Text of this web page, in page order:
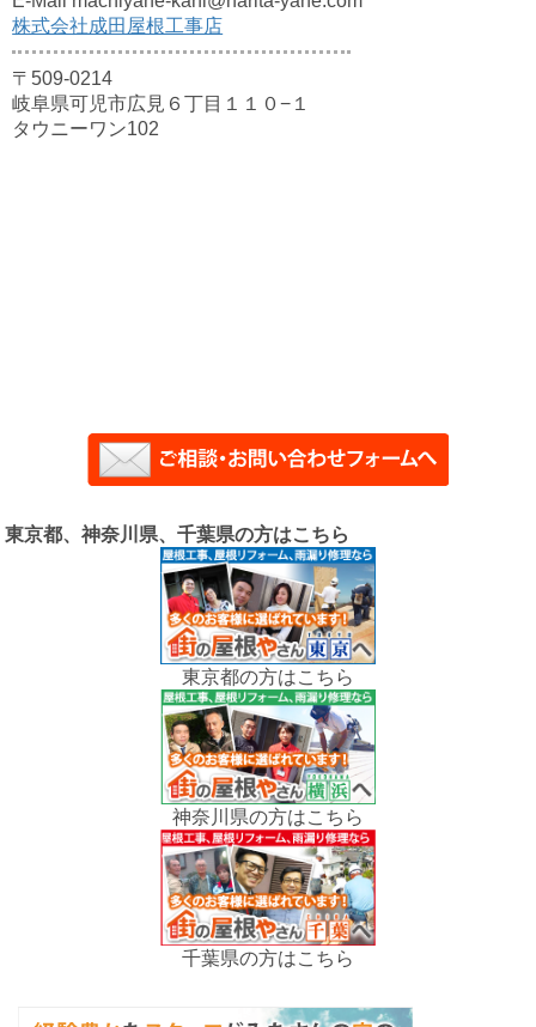
株式会社成田屋根工事店
〒509-0214
岐阜県可児市広見６丁目１１０−１
タウニーワン102
東京都、神奈川県、千葉県の方はこちら
東京都の方はこちら
神奈川県の方はこちら
千葉県の方はこちら